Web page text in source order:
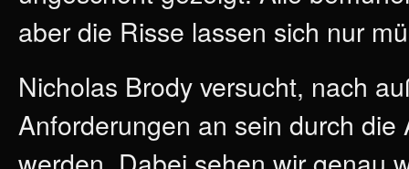
aber die Risse lassen sich nur
Nicholas Brody versucht, nach
Anforderungen an sein durch